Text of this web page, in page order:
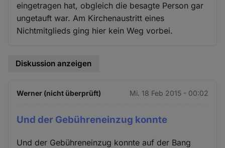
eingetragen hat, obgleich die besagte Person gar
ungetauft war. Am Kirchenaustritt eines
Nichtmitglieds ging hier kein Weg vorbei.
Diskussion anzeigen
Werner (nicht überprüft) Mi. 18 Feb 2015 - 00:02
Und der Gebühreneinzug konnte
Und der Gebühreneinzug konnte auf der Bang